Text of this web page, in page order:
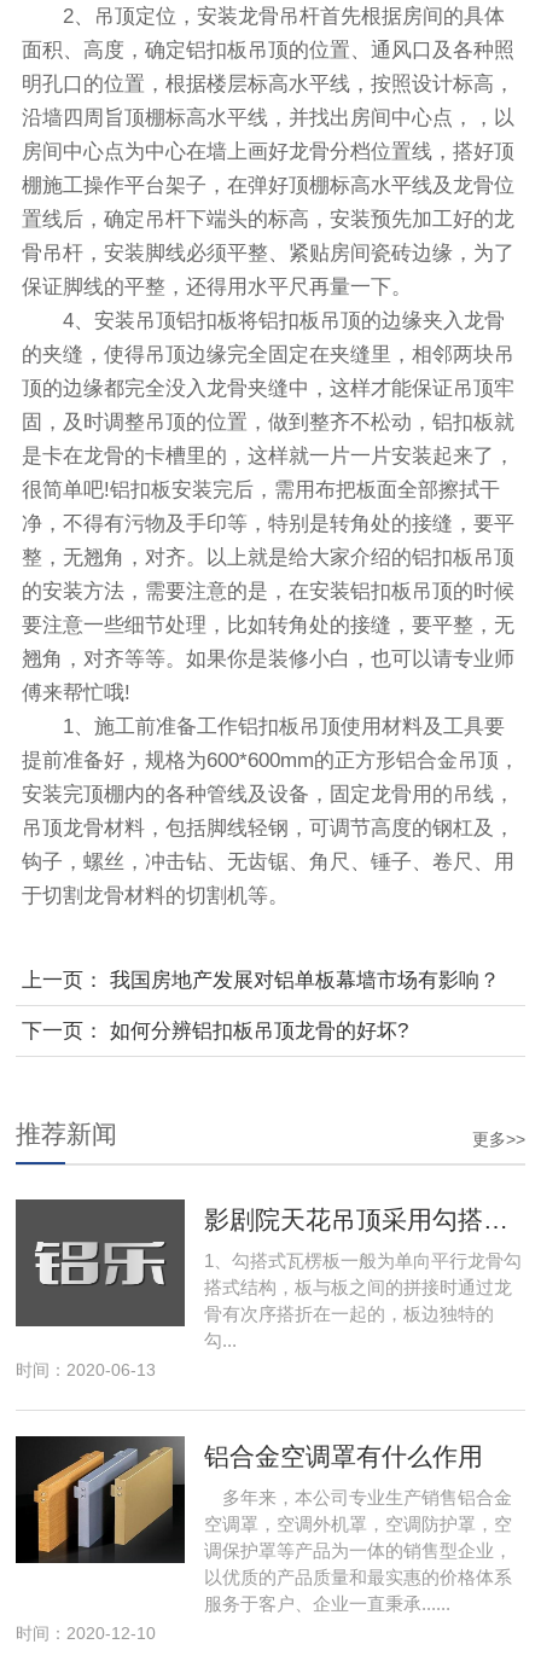
2、吊顶定位，安装龙骨吊杆首先根据房间的具体
面积、高度，确定铝扣板吊顶的位置、通风口及各种照
明孔口的位置，根据楼层标高水平线，按照设计标高，
沿墙四周旨顶棚标高水平线，并找出房间中心点，，以
房间中心点为中心在墙上画好龙骨分档位置线，搭好顶
棚施工操作平台架子，在弹好顶棚标高水平线及龙骨位
置线后，确定吊杆下端头的标高，安装预先加工好的龙
骨吊杆，安装脚线必须平整、紧贴房间瓷砖边缘，为了
保证脚线的平整，还得用水平尺再量一下。
4、安装吊顶铝扣板将铝扣板吊顶的边缘夹入龙骨
的夹缝，使得吊顶边缘完全固定在夹缝里，相邻两块吊
顶的边缘都完全没入龙骨夹缝中，这样才能保证吊顶牢
固，及时调整吊顶的位置，做到整齐不松动，铝扣板就
是卡在龙骨的卡槽里的，这样就一片一片安装起来了，
很简单吧!铝扣板安装完后，需用布把板面全部擦拭干
净，不得有污物及手印等，特别是转角处的接缝，要平
整，无翘角，对齐。以上就是给大家介绍的铝扣板吊顶
的安装方法，需要注意的是，在安装铝扣板吊顶的时候
要注意一些细节处理，比如转角处的接缝，要平整，无
翘角，对齐等等。如果你是装修小白，也可以请专业师
傅来帮忙哦!
1、施工前准备工作铝扣板吊顶使用材料及工具要
提前准备好，规格为600*600mm的正方形铝合金吊顶，
安装完顶棚内的各种管线及设备，固定龙骨用的吊线，
吊顶龙骨材料，包括脚线轻钢，可调节高度的钢杠及，
钩子，螺丝，冲击钻、无齿锯、角尺、锤子、卷尺、用
于切割龙骨材料的切割机等。
上一页： 我国房地产发展对铝单板幕墙市场有影响？
下一页： 如何分辨铝扣板吊顶龙骨的好坏?
更多>>
推荐新闻
1、勾搭式瓦楞板一般为单向平行龙骨勾
搭式结构，板与板之间的拼接时通过龙
骨有次序搭折在一起的，板边独特的
勾...
时间：2020-06-13
铝合金空调罩有什么作用
多年来，本公司专业生产销售铝合金
空调罩，空调外机罩，空调防护罩，空
调保护罩等产品为一体的销售型企业，
以优质的产品质量和最实惠的价格体系
服务于客户、企业一直秉承......
时间：2020-12-10